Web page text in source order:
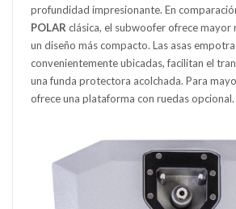
profundidad impresionante. En
POLAR clásica, el subwoofer ofrece mayor
un diseño más compacto. Las asas
convenientemente ubicadas, facilitan el
una funda protectora acolchada. Para
ofrece una plataforma con ruedas opcional.